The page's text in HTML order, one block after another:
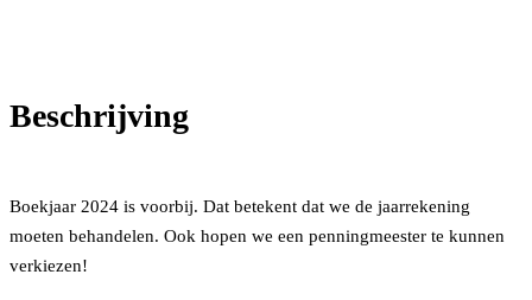
Beschrijving
Boekjaar 2024 is voorbij. Dat betekent dat we de jaarrekening
moeten behandelen. Ook hopen we een penningmeester te kunnen
verkiezen!